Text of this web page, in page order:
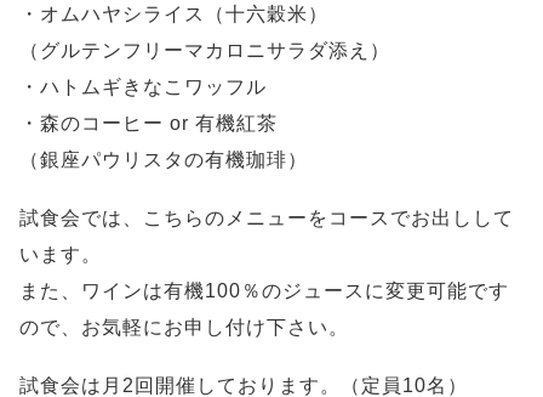
・オムハヤシライス（十六穀米）
（グルテンフリーマカロニサラダ添え）
・ハトムギきなこワッフル
・森のコーヒー or 有機紅茶
（銀座パウリスタの有機珈琲）
試食会では、こちらのメニューをコースでお出しして
います。
また、ワインは有機100％のジュースに変更可能です
ので、お気軽にお申し付け下さい。
試食会は月2回開催しております。（定員10名）